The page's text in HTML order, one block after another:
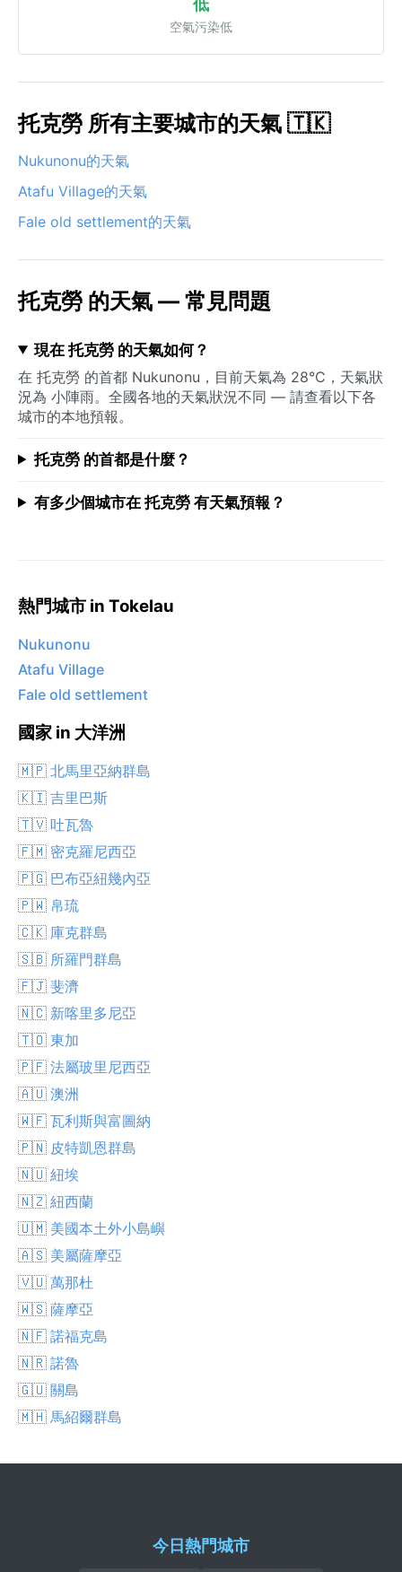
空氣污染低
托克勞 所有主要城市的天氣 🇹🇰
Nukunonu的天氣
Atafu Village的天氣
Fale old settlement的天氣
托克勞 的天氣 — 常見問題
現在 托克勞 的天氣如何？
在 托克勞 的首都 Nukunonu，目前天氣為 28°C，天氣狀
況為 小陣雨。全國各地的天氣狀況不同 — 請查看以下各
城市的本地預報。
托克勞 的首都是什麼？
有多少個城市在 托克勞 有天氣預報？
熱門城市 in Tokelau
Nukunonu
Atafu Village
Fale old settlement
國家 in 大洋洲
🇲🇵 北馬里亞納群島
🇰🇮 吉里巴斯
🇹🇻 吐瓦魯
🇫🇲 密克羅尼西亞
🇵🇬 巴布亞紐幾內亞
🇵🇼 帛琉
🇨🇰 庫克群島
🇸🇧 所羅門群島
🇫🇯 斐濟
🇳🇨 新喀里多尼亞
🇹🇴 東加
🇵🇫 法屬玻里尼西亞
🇦🇺 澳洲
🇼🇫 瓦利斯與富圖納
🇵🇳 皮特凱恩群島
🇳🇺 紐埃
🇳🇿 紐西蘭
🇺🇲 美國本土外小島嶼
🇦🇸 美屬薩摩亞
🇻🇺 萬那杜
🇼🇸 薩摩亞
🇳🇫 諾福克島
🇳🇷 諾魯
🇬🇺 關島
🇲🇭 馬紹爾群島
今日熱門城市